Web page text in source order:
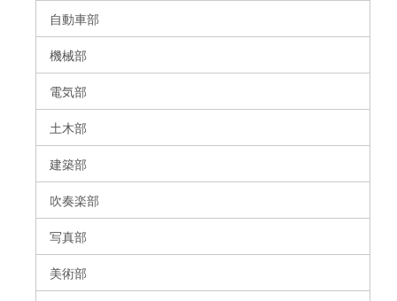
自動車部
機械部
電気部
土木部
建築部
吹奏楽部
写真部
美術部